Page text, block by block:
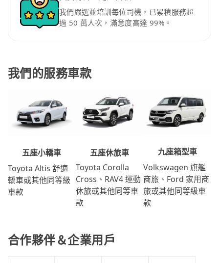
我們嚴選並培訓每位司機，已累積服務超
過 50 萬人次，滿意度高達 99%。
我們的服務車款
五座小轎車
Toyota Altis 舒適
轎車或其他同等級
車款
五座休旅車
Toyota Corolla
Cross、RAV4 運動
休旅或其他同等車
款
九座箱型車
Volkswagen 旗艦
商旅、Ford 家用商
旅或其他同等級車
款
合作夥伴＆企業用戶